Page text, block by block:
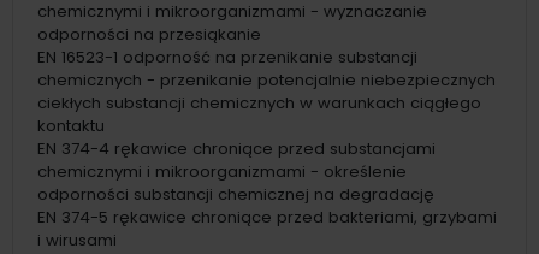
chemicznymi i mikroorganizmami - wyznaczanie
odporności na przesiąkanie
EN 16523-1 odporność na przenikanie substancji
chemicznych - przenikanie potencjalnie niebezpiecznych
ciekłych substancji chemicznych w warunkach ciągłego
kontaktu
EN 374-4 rękawice chroniące przed substancjami
chemicznymi i mikroorganizmami - określenie
odporności substancji chemicznej na degradację
EN 374-5 rękawice chroniące przed bakteriami, grzybami
i wirusami